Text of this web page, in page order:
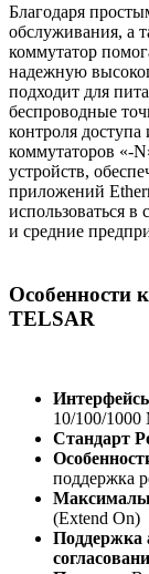
Благодаря
обслуживания, а
коммутатор
надежную
подходит для
беспроводные
контроля
коммутаторов «-
устройств,
приложений
использоваться в
и средние
Особенности
TELSAR
10/100/1000
Стандарт
поддержка
(Extend On)
Поддержка